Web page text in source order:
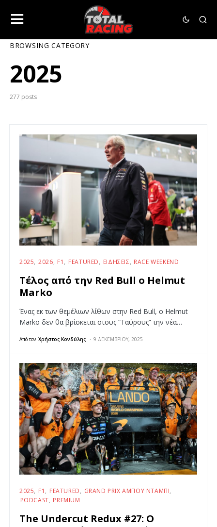
BROWSING CATEGORY
2025
277 posts
2025 2026 F1 FEATURED ΕΙΔΉΣΕΙΣ RACE WEEKEND
Τέλος από την Red Bull o Helmut
Marko
Ένας εκ των θεμέλιων λίθων στην Red Bull, ο Helmut
Marko δεν θα βρίσκεται στους “Ταύρους” την νέα…
Από τον Χρήστος Κονδύλης 9 ΔΕΚΕΜΒΡΊΟΥ, 2025
2025 F1 FEATURED
GRAND PRIX ΆΜΠΟΥ ΝΤΆΜΠΙ
PODCAST PREMIUM
The Undercut Redux #27: Ο